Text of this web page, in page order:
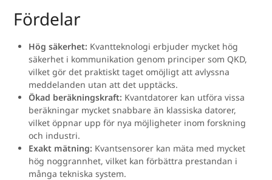
Fördelar
Hög säkerhet: Kvantteknologi erbjuder mycket hög
säkerhet i kommunikation genom principer som QKD,
vilket gör det praktiskt taget omöjligt att avlyssna
meddelanden utan att det upptäcks.
Ökad beräkningskraft: Kvantdatorer kan utföra vissa
beräkningar mycket snabbare än klassiska datorer,
vilket öppnar upp för nya möjligheter inom forskning
och industri.
Exakt mätning: Kvantsensorer kan mäta med mycket
hög noggrannhet, vilket kan förbättra prestandan i
många tekniska system.